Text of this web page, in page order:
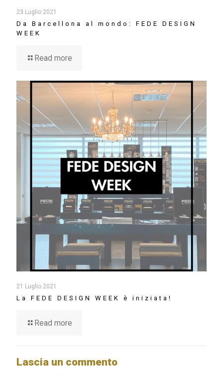
23 Luglio 2021
Da Barcellona al mondo: FEDE DESIGN
WEEK
Read more
21 Luglio 2021
La FEDE DESIGN WEEK è iniziata!
Read more
Lascia un commento